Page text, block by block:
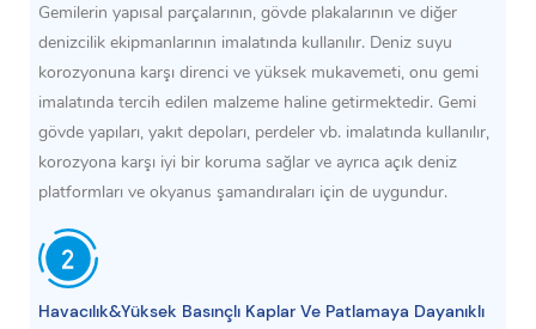
Gemilerin yapısal parçalarının, gövde plakalarının ve diğer
denizcilik ekipmanlarının imalatında kullanılır. Deniz suyu
korozyonuna karşı direnci ve yüksek mukavemeti, onu gemi
imalatında tercih edilen malzeme haline getirmektedir. Gemi
gövde yapıları, yakıt depoları, perdeler vb. imalatında kullanılır,
korozyona karşı iyi bir koruma sağlar ve ayrıca açık deniz
platformları ve okyanus şamandıraları için de uygundur.
Havacılık‌&‌Yüksek Basınçlı Kaplar Ve Patlamaya Dayanıklı